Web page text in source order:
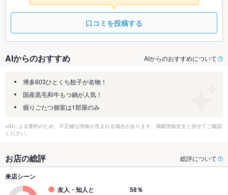
口コミを投稿する
AIからのおすすめ AIからのおすすめについて
博多603ひとくち餃子が名物！
国産黒毛和牛もつ鍋が人気！
掘りごたつ個室は1部屋のみ
※AIによる要約のため、不正確な情報が含まれる場合があります。掲載情報全文と併せてご確認
ください。
お店の総評 総評について
来店シーン
友人・知人と
58％